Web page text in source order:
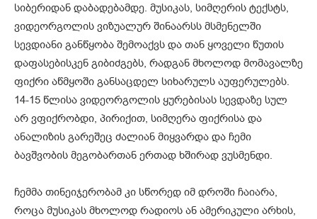
სიბერიდან დაბადებამდე. მუსიკას, სიმღერის ტექსტს,
ვიდეორგოლის ვიზუალურ შინაარსს მსმენელში
სევდიანი განწყობა შემოაქვს და თან ყოველი წუთის
დაფასებისკენ გიბიძგებს, რადგან მხოლოდ მომავალზე
ფიქრი აწმყოში განსაცდელ სიხარულს აუფერულებს.
14-15 წლისა ვიდეორგოლის ყურებისას სევდაზე სულ
არ ვფიქრობდი, პირიქით, სიმღერა ფიქრისა და
ანალიზის გარეშეც ძალიან მიყვარდა და ჩემი
ბავშვობის მეგობართან ერთად ხშირად ვუსმენდი.
ჩემმა თინეიჯერობამ კი სწორედ იმ დროში ჩაიარა,
როცა მუსიკას მხოლოდ რადიოს ან ამერიკული არხის,